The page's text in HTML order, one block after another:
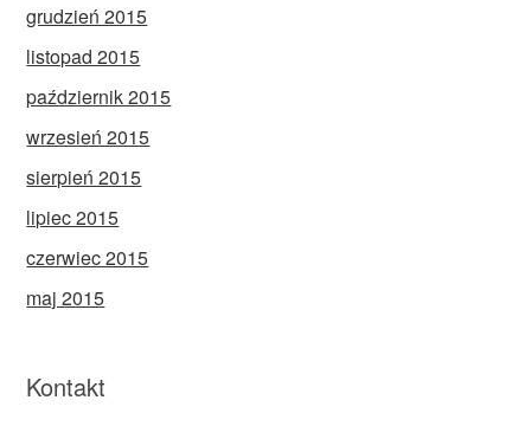
grudzień 2015
listopad 2015
październik 2015
wrzesień 2015
sierpień 2015
lipiec 2015
czerwiec 2015
maj 2015
Kontakt